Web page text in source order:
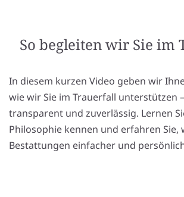
So begleiten wir Sie im
In diesem kurzen Video geben wir
wie wir Sie im Trauerfall unterstützen
transparent und zuverlässig. Lernen
Philosophie kennen und erfahren Sie,
Bestattungen einfacher und